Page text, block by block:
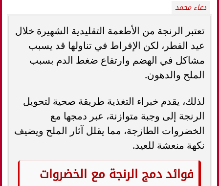
دعاء محمد
تعتبر الرنجة من الأطعمة التقليدية الشهيرة خلال
عيد الفطر، لكن الإفراط في تناولها قد يسبب
مشاكل في الهضم وارتفاع ضغط الدم بسبب
الملح والدهون.
لذلك، يقدم خبراء التغذية طريقة صحية لتحويل
الرنجة إلى وجبة متوازنة، عبر دمجها مع
الخضروات الطازجة، مما يقلل آثار الملح ويضيف
نكهة منعشة للعيد.
فوائد دمج الرنجة مع الخضروات